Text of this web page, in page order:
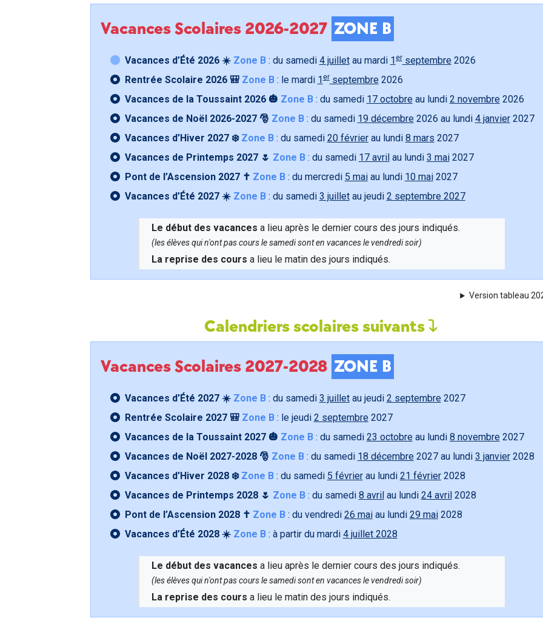
Vacances Scolaires 2026-2027 ZONE B
Vacances d’Été 2026 ☀️ Zone B: du samedi 4 juilletau mardi 1 erseptembre 2026
Rentrée Scolaire 2026 🎒 Zone B: le mardi 1erseptembre 2026
Vacances de la Toussaint 2026 🎃 Zone B: du samedi 17 octobre au lundi 2 novembre 2026
Vacances de Noël 2026-2027 🎅 Zone B: du samedi 19 décembre 2026 au lundi 4 janvier2027
Vacances d’Hiver 2027 ❄️ Zone B: du samedi 20 févrierau lundi 8 mars 2027
Vacances de Printemps 2027 🌷 Zone B: du samedi 17 avril au lundi 3 mai2027
Pont de l’Ascension 2027 ✝️ Zone B: du mercredi 5 maiau lundi 10 mai2027
Vacances d’Été 2027 ☀️ Zone B: du samedi 3 juilletau jeudi 2 septembre 2027
Le début des vacances a lieu après le dernier cours des jours indiqués.
(les élèves qui n'ont pas cours le samedi sont en vacances le vendredi soir)
La reprise des cours a lieu le matin des jours indiqués.
Version tableau
Calendriers scolaires suivants
Vacances Scolaires 2027-2028 ZONE B
Vacances d’Été 2027 ☀️ Zone B: du samedi 3 juilletau jeudi 2 septembre 2027
Rentrée Scolaire 2027 🎒 Zone B: le jeudi 2 septembre 2027
Vacances de la Toussaint 2027 🎃 Zone B: du samedi 23 octobre au lundi 8 novembre 2027
Vacances de Noël 2027-2028 🎅 Zone B: du samedi 18 décembre 2027 au lundi 3 janvier2028
Vacances d’Hiver 2028 ❄️ Zone B: du samedi 5 févrierau lundi 21 février2028
Vacances de Printemps 2028 🌷 Zone B: du samedi 8 avril au lundi 24 avril 2028
Pont de l’Ascension 2028 ✝️ Zone B: du vendredi 26 maiau lundi 29 mai2028
Vacances d’Été 2028 ☀️ Zone B: à partir du mardi 4 juillet 2028
Le début des vacances a lieu après le dernier cours des jours indiqués.
(les élèves qui n'ont pas cours le samedi sont en vacances le vendredi soir)
La reprise des cours a lieu le matin des jours indiqués.